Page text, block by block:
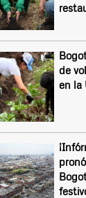
de
en la